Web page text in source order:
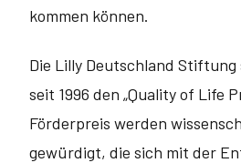
kommen können.
Die Lilly Deutschland
seit 1996 den „Quality of Life
Förderpreis werden
gewürdigt, die sich mit der